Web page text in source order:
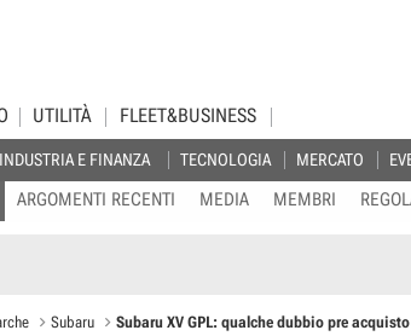
INDUSTRIA E FINANZA TECNOLOGIA MERCATO
UTILITÀ FLEET&BUSINESS
ARGOMENTI RECENTI MEDIA MEMBRI
Subaru Subaru XV GPL: qualche dubbio pre acquisto